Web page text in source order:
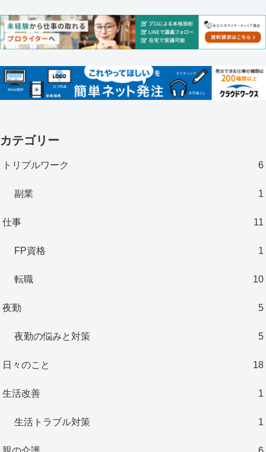
カテゴリー
トリプルワーク 6
副業 1
仕事 11
FP資格 1
転職 10
夜勤 5
夜勤の悩みと対策 5
日々のこと 18
生活改善 1
生活トラブル対策 1